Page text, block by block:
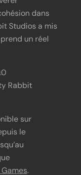
dans
Studios a mis
un réel
Rabbit
sur
le